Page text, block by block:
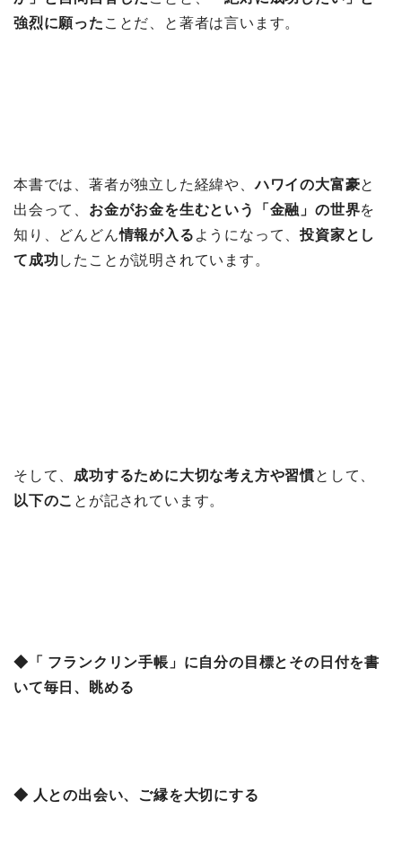
強烈に願った ことだ、と著者は言います。
本書では、著者が独立した経緯や、ハワイの大富豪と
出会って、 お金がお金を生むという「金融」の世界を
知り、どんどん情報が入る ようになって、投資家とし
て成功したことが説明されています。
そして、 成功するために大切な考え方や習慣として、
以下のこ とが記されています。
◆「 フランクリン手帳」に自分の目標とその日付を書
いて毎日、眺める
◆ 人との出会い、ご縁を大切にする